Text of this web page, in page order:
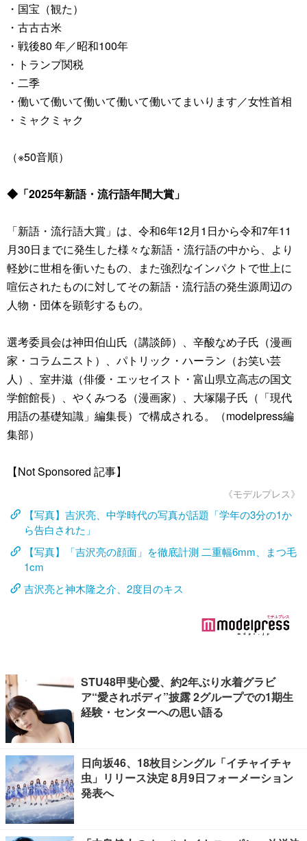
・国宝（観た）
・古古古米
・戦後80 年／昭和100年
・トランプ関税
・二季
・働いて働いて働いて働いて働いてまいります／女性首相
・ミャクミャク
（※50音順）
◆「2025年新語・流行語年間大賞」
「新語・流行語大賞」は、令和6年12月1日から令和7年11
月30日までに発生した様々な新語・流行語の中から、より
軽妙に世相を衝いたもの、また強烈なインパクトで世上に
喧伝されたものに対してその新語・流行語の発生源周辺の
人物・団体を顕彰するもの。
選考委員会は神田伯山氏（講談師）、辛酸なめ子氏（漫画
家・コラムニスト）、パトリック・ハーラン（お笑い芸
人）、室井滋（俳優・エッセイスト・富山県立高志の国文
学館館長）、やくみつる（漫画家）、大塚陽子氏（「現代
用語の基礎知識」編集長）で構成される。（modelpress編
集部）
【Not Sponsored 記事】
《モデルプレス》
【写真】吉沢亮、中学時代の写真が話題「学年の3分の1か
ら告白された」
【写真】「吉沢亮の顔面」を徹底計測 二重幅6mm、まつ毛
1cm
吉沢亮と神木隆之介、2度目のキス
STU48甲斐心愛、約2年ぶり水着グラビ
ア“愛されボディ”披露 2グループでの1期生
経験・センターへの思い語る
日向坂46、18枚目シングル「イチャイチャ
虫」リリース決定 8月9日フォーメーション
発表へ